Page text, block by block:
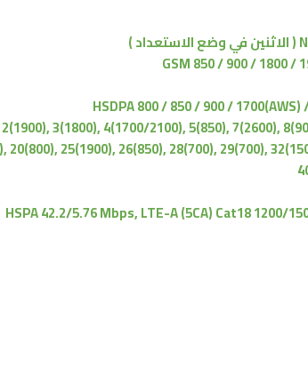
GSM 850 / 900 / 1800 /
HSDPA 800 / 850 / 900 /
3(1800), 4(1700/2100), 5(850), 7(2600),
20(800), 25(1900), 26(850), 28(700), 29(700),
HSPA 42.2/5.76 Mbps, LTE-A (5CA) Cat18 1200/